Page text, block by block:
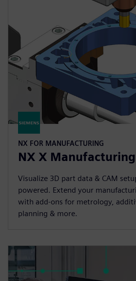
NX FOR MANUFACTURING
NX X
Visualize 3D part data & CAM
powered. Extend your
with add-ons for metrology,
planning & more.